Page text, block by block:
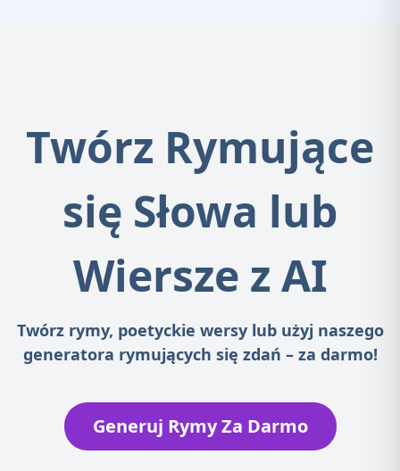
Twórz Rymujące
się Słowa lub
Wiersze z AI
Twórz rymy, poetyckie wersy lub użyj naszego
generatora rymujących się zdań – za darmo!
Generuj Rymy Za Darmo